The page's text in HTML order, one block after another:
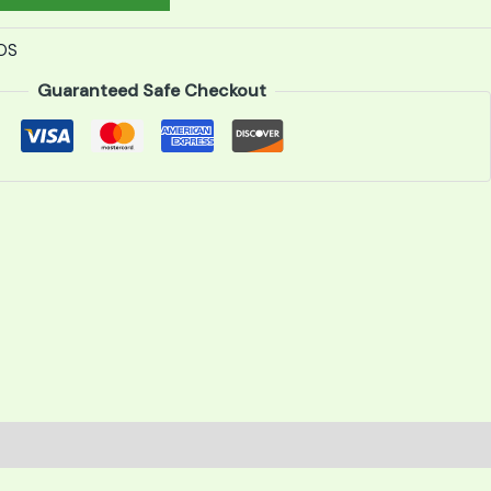
Guaranteed Safe Checkout